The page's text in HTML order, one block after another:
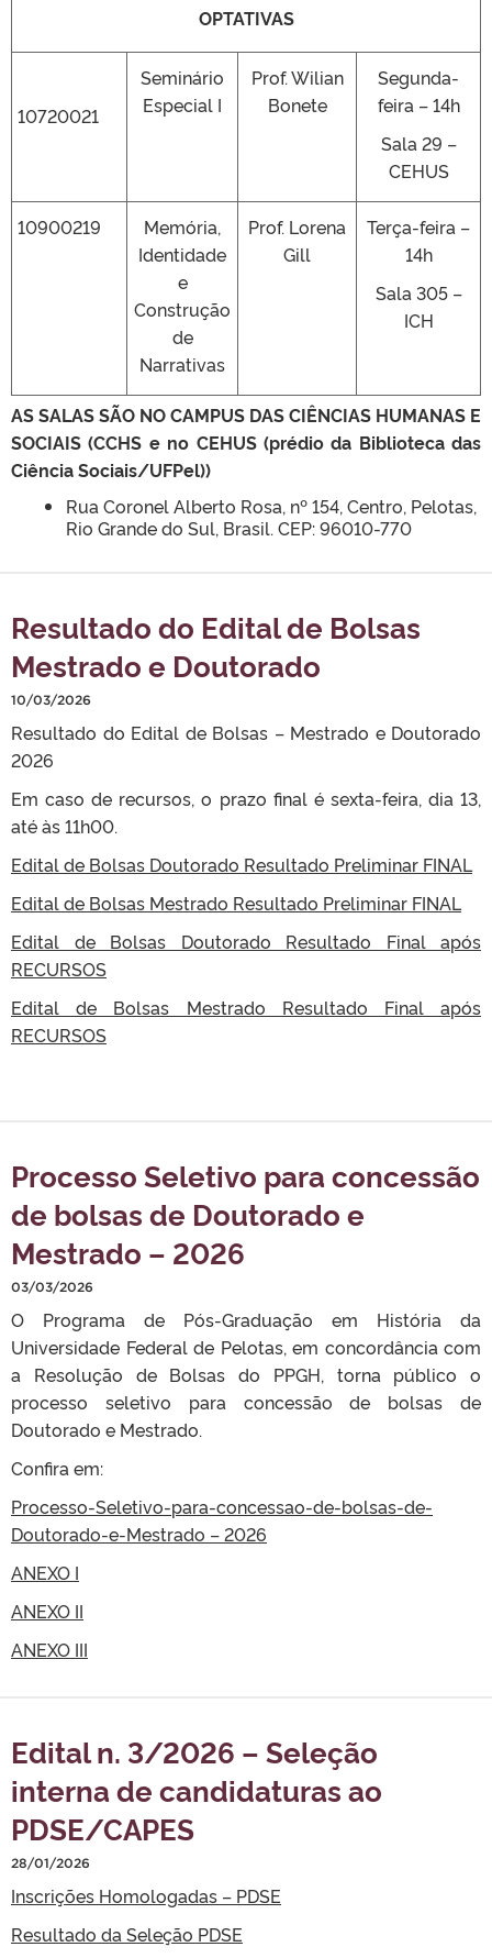
OPTATIVAS
10720021
Seminário
Especial I
Prof. Wilian
Bonete
Segunda-
feira – 14h
Sala 29 –
CEHUS
10900219
Memória,
Identidade
e
Construção
de
Narrativas
Prof. Lorena
Gill
Terça-feira –
14h
Sala 305 –
ICH
AS SALAS SÃO NO CAMPUS DAS CIÊNCIAS HUMANAS E
SOCIAIS (CCHS e no CEHUS (prédio da Biblioteca das
Ciência Sociais/UFPel))
Rua Coronel Alberto Rosa, nº 154, Centro, Pelotas,
Rio Grande do Sul, Brasil. CEP: 96010-770
Resultado do Edital de Bolsas
Mestrado e Doutorado
10/03/2026
Resultado do Edital de Bolsas – Mestrado e Doutorado
2026
Em caso de recursos, o prazo final é sexta-feira, dia 13,
até às 11h00.
Edital de Bolsas Doutorado Resultado Preliminar FINAL
Edital de Bolsas Mestrado Resultado Preliminar FINAL
Edital de Bolsas Doutorado Resultado Final após
RECURSOS
Edital de Bolsas Mestrado Resultado Final após
RECURSOS
Processo Seletivo para concessão
de bolsas de Doutorado e
Mestrado – 2026
03/03/2026
O Programa de Pós-Graduação em História da
Universidade Federal de Pelotas, em concordância com
a Resolução de Bolsas do PPGH, torna público o
processo seletivo para concessão de bolsas de
Doutorado e Mestrado.
Confira em:
Processo-Seletivo-para-concessao-de-bolsas-de-
Doutorado-e-Mestrado – 2026
ANEXO I
ANEXO II
ANEXO III
Edital n. 3/2026 – Seleção
interna de candidaturas ao
PDSE/CAPES
28/01/2026
Inscrições Homologadas – PDSE
Resultado da Seleção PDSE